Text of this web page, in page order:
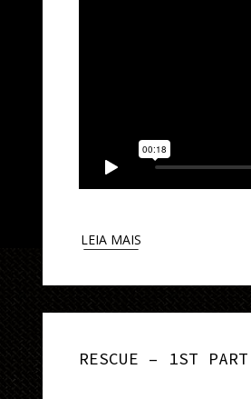
LEIA MAIS
RESCUE – 1ST PART